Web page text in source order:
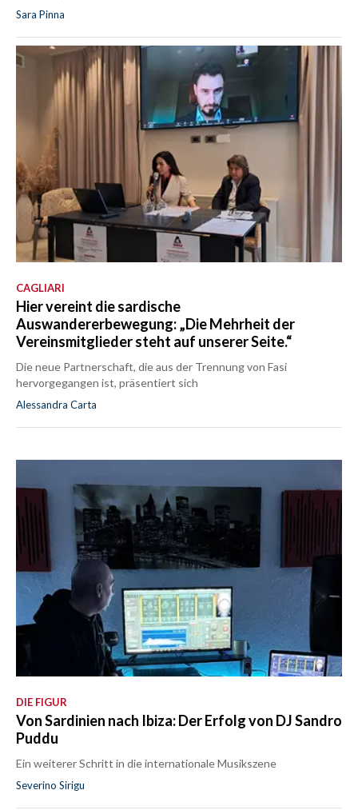
Sara Pinna
CAGLIARI
Hier vereint die sardische
Auswandererbewegung: „Die Mehrheit der
Vereinsmitglieder steht auf unserer Seite.“
Die neue Partnerschaft, die aus der Trennung von Fasi
hervorgegangen ist, präsentiert sich
Alessandra Carta
DIE FIGUR
Von Sardinien nach Ibiza: Der Erfolg von DJ Sandro
Puddu
Ein weiterer Schritt in die internationale Musikszene
Severino Sirigu